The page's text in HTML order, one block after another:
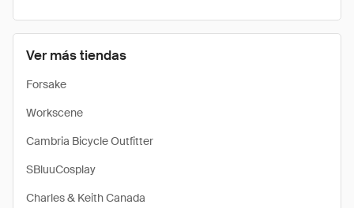
Ver más tiendas
Forsake
Workscene
Cambria Bicycle Outfitter
SBluuCosplay
Charles & Keith Canada